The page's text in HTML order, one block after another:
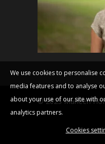
© 2023 Marleen
We use cookies to personalise
media features and to analyse
about your use of our site with
analytics partners.
Cookies